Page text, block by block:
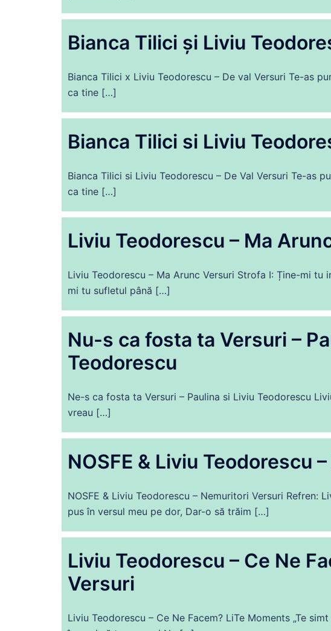
Bianca Tilici și Liviu
Bianca Tilici x Liviu Teodorescu – De val Versuri Te-as
ca tine […]
Bianca Tilici si Liviu
Bianca Tilici si Liviu Teodorescu – De Val Versuri Te-as
ca tine […]
Liviu Teodorescu – Ma
Liviu Teodorescu – Ma Arunc Versuri Strofa I: Ține-mi
mi tu sufletul până […]
Nu-s ca fosta ta Versuri –
Teodorescu
Ne-s ca fosta ta Versuri – Paulina si Liviu Teodorescu
vreau […]
NOSFE & Liviu Teodorescu
NOSFE & Liviu Teodorescu – Nemuritori Versuri Refren:
pus în versul meu pe dor, Dar-o să trăim […]
Liviu Teodorescu – Ce Ne
Versuri
Liviu Teodorescu – Ce Ne Facem? LiTe Moments „Te